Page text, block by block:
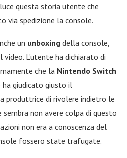
questa storia utente che
via spedizione la console.
un unboxing della console,
L’utente ha dichiarato di
che la Nintendo Switch
giudicato giusto il
produttrice di rivolere indietro le
non avere colpa di questo
non era a conoscenza del
fossero state trafugate.